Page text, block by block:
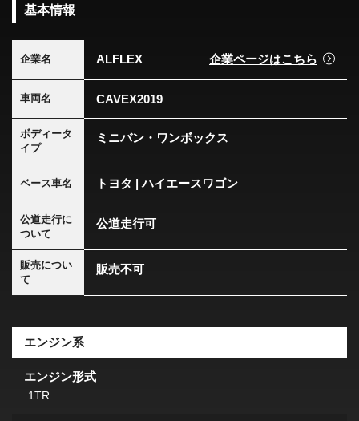
基本情報
企業名 ALFLEX 企業ページはこちら
車両名 CAVEX2019
ボディータ
イプ
ミニバン・ワンボックス
ベース車名 トヨタ | ハイエースワゴン
公道走行に
ついて
公道走行可
販売につい
て
販売不可
エンジン系
エンジン形式
1TR